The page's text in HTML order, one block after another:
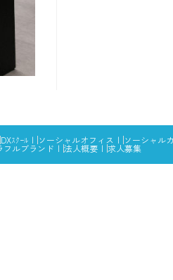
DXｽｸｰﾙ ソーシャルオフィス ソーシャル
フルブランド 法人概要 求人募集